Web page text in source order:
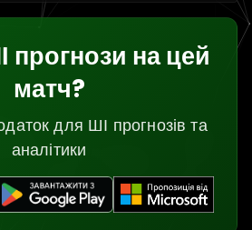
прогнози на цей
матч?
для ШІ прогнозів та
аналітики